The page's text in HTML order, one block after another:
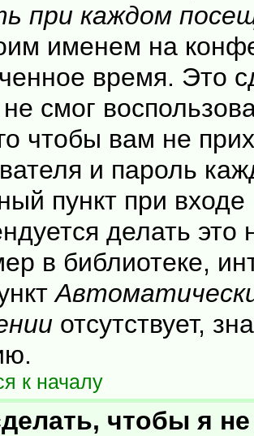
при каждом
именем на
время. Это
не смог
чтобы вам не
и пароль
пункт при
делать
в библиотеке,
отсутствует,
к началу
чтобы я